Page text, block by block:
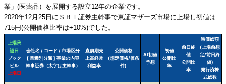
業」(医薬品）を展開する設立12年の企業です。
2020年12月25日にＳＢＩ証券主幹事で東証マザーズ市場に上場し初値は
715円(公開価格比率は+10%)でした。
上場承
認日
ブック
ビル
上場日
会社名 / コード / 市場区分
[ 業種別分類 ] 事業の内容
幹事証券（太字は主幹事）
直前期売
上高経常
利益率
公開価格
(想定価格/仮条
件)
AI初値
予想
初値
公開比
率
前日終
値
公開比
率
時価総額
(上場前想
定/前日終
値)
発行済株
式総数